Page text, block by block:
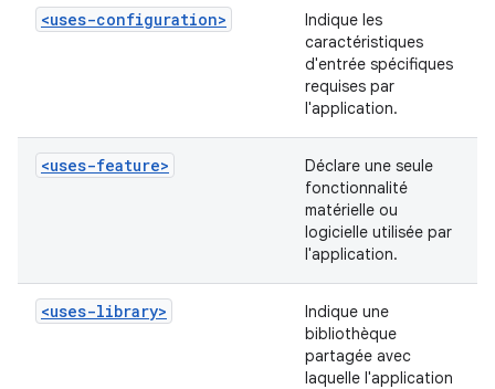
<uses-configuration>
Indique les
caractéristiques
d'entrée spécifiques
requises par
l'application.
<uses-feature>
Déclare une seule
fonctionnalité
matérielle ou
logicielle utilisée par
l'application.
<uses-library>
Indique une
bibliothèque
partagée avec
laquelle l'application